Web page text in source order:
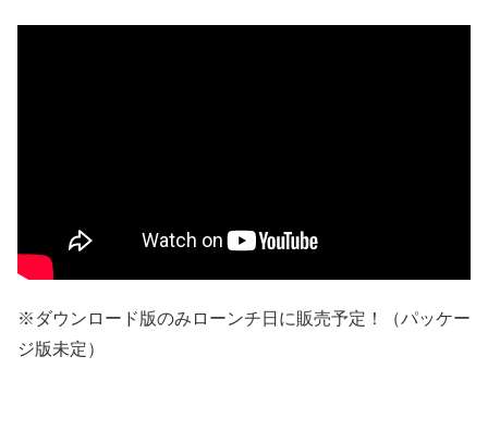
※ダウンロード版のみローンチ日に販売予定！（パッケー
ジ版未定）